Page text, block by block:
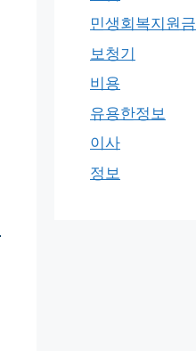
민생회복지원금
보청기
비용
유용한정보
이사
정보